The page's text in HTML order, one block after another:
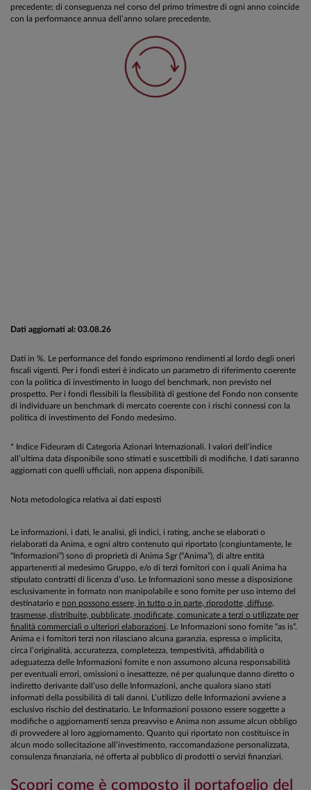
precedente; di conseguenza nel corso del primo trimestre di ogni anno coincide
con la performance annua dell’anno solare precedente.
Dati aggiornati al: 03.08.26
Dati in %. Le performance del fondo esprimono rendimenti al lordo degli oneri
fiscali vigenti. Per i fondi esteri è indicato un parametro di riferimento coerente
con la politica di investimento in luogo del benchmark, non previsto nel
prospetto. Per i fondi flessibili la flessibilità di gestione del Fondo non consente
di individuare un benchmark di mercato coerente con i rischi connessi con la
politica di investimento del Fondo medesimo.
* Indice Fideuram di Categoria Azionari Internazionali. I valori dell’indice
all’ultima data disponibile sono stimati e suscettibili di modifiche. I dati saranno
aggiornati con quelli ufficiali, non appena disponibili.
Nota metodologica relativa ai dati esposti
Le informazioni, i dati, le analisi, gli indici, i rating, anche se elaborati o
rielaborati da Anima, e ogni altro contenuto qui riportato (congiuntamente, le
“Informazioni”) sono di proprietà di Anima Sgr (“Anima”), di altre entità
appartenenti al medesimo Gruppo, e/o di terzi fornitori con i quali Anima ha
stipulato contratti di licenza d’uso. Le Informazioni sono messe a disposizione
esclusivamente in formato non manipolabile e sono fornite per uso interno del
destinatario e non possono essere, in tutto o in parte, riprodotte, diffuse,
trasmesse, distribuite, pubblicate, modificate, comunicate a terzi o utilizzate per
finalità commerciali o ulteriori elaborazioni. Le Informazioni sono fornite “as is”.
Anima e i fornitori terzi non rilasciano alcuna garanzia, espressa o implicita,
circa l’originalità, accuratezza, completezza, tempestività, affidabilità o
adeguatezza delle Informazioni fornite e non assumono alcuna responsabilità
per eventuali errori, omissioni o inesattezze, né per qualunque danno diretto o
indiretto derivante dall’uso delle Informazioni, anche qualora siano stati
informati della possibilità di tali danni. L’utilizzo delle Informazioni avviene a
esclusivo rischio del destinatario. Le Informazioni possono essere soggette a
modifiche o aggiornamenti senza preavviso e Anima non assume alcun obbligo
di provvedere al loro aggiornamento. Quanto qui riportato non costituisce in
alcun modo sollecitazione all’investimento, raccomandazione personalizzata,
consulenza finanziaria, né offerta al pubblico di prodotti o servizi finanziari.
Scopri come è composto il portafoglio del